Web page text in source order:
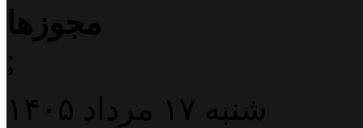
مجوزها
;
شنبه ۱۷ مرداد ۱۴۰۵